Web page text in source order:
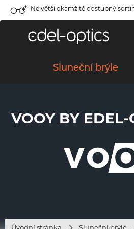
Největší okamžitě dostupný
Sluneční brýle
VOOY BY EDEL-